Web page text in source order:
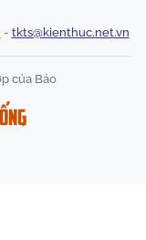
- tkts@kienthuc.net.vn
của Báo